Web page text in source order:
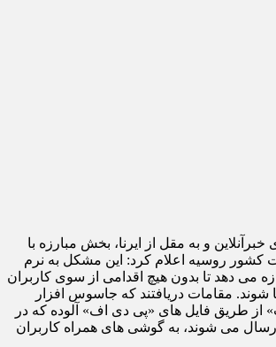
و به مقل از ایرنا، بخش مبارزه با
کشور روسیه اعلام کرد: این مشکل به نرم
می دهد تا بدون هیچ اقدامی از سوی کاربران
شوند. مقامات دریافتند که جاسوس افزار
از طریق فایل های «پی دی اف» آلوده که در
می شوند، به گوشی های همراه کاربران